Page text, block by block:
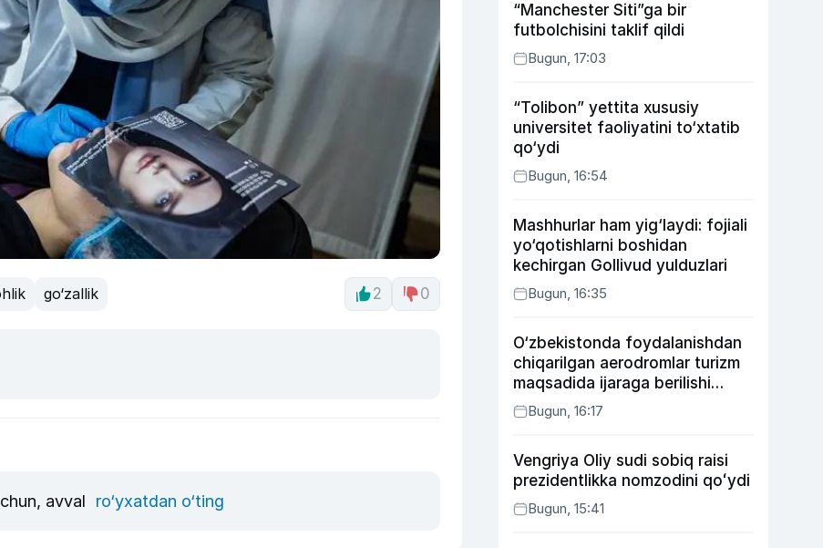
go‘zallik 2 0
avval ro‘yxatdan o‘ting
“Manchester Siti”ga bir
futbolchisini taklif qildi
Bugun, 17:03
“Tolibon” yettita xususiy
universitet faoliyatini to‘xtatib
qo‘ydi
Bugun, 16:54
Mashhurlar ham yig‘laydi: fojiali
yo‘qotishlarni boshidan
kechirgan Gollivud yulduzlari
Bugun, 16:35
O‘zbekistonda foydalanishdan
chiqarilgan aerodromlar turizm
maqsadida ijaraga berilishi
mumkin
Bugun, 16:17
Vengriya Oliy sudi sobiq raisi
prezidentlikka nomzodini qoʻydi
Bugun, 15:41